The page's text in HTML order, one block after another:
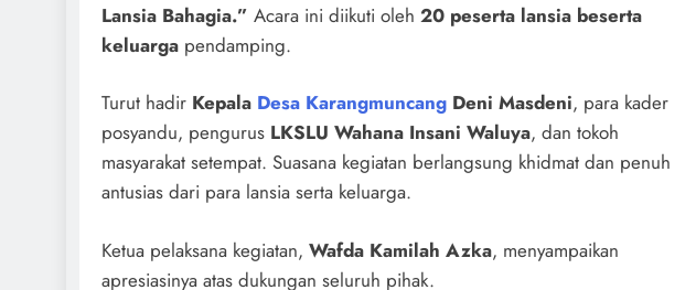
Lansia Bahagia.” Acara ini diikuti oleh 20 peserta lansia beserta
keluarga pendamping.
Turut hadir Kepala Desa Karangmuncang Deni Masdeni, para kader
posyandu, pengurus LKSLU Wahana Insani Waluya, dan tokoh
masyarakat setempat. Suasana kegiatan berlangsung khidmat dan penuh
antusias dari para lansia serta keluarga.
Ketua pelaksana kegiatan, Wafda Kamilah Azka, menyampaikan
apresiasinya atas dukungan seluruh pihak.